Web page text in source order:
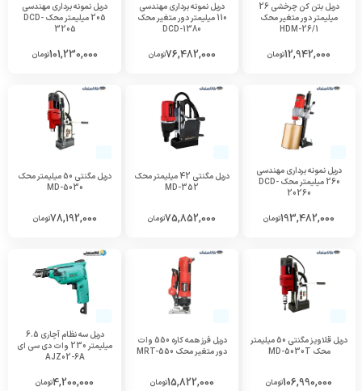
دریل بتن کن چرخشی 26
میلیمتر دور متغیر محک
HDM-26/1
12,942,000تومان
دریل نمونه برداری مهندسی
110 میلیمتر دور متغیر محک
DCD-1380
76,482,000تومان
دریل نمونه برداری مهندسی
205 میلیمتر محک DCD-
3205
101,230,000تومان
دریل نمونه برداری مهندسی
260 میلیمتر محک DCD-
20260
193,482,000تومان
دریل مگنتی 42 میلیمتر محک
MD-352
75,852,000تومان
دریل مگنتی 50 میلیمتر محک
MD-5030
78,192,000تومان
دریل قلاویز مگنتی 50 میلیمتر
محک MD-5030T
106,990,000تومان
دریل فرز همه کاره 550 وات
دور متغیر محک MRT-550
15,822,000تومان
دریل سه نظام آچاری 6.5
میلیمتر 230 وات دی سی ای
AJZ02-6A
4,200,000تومان